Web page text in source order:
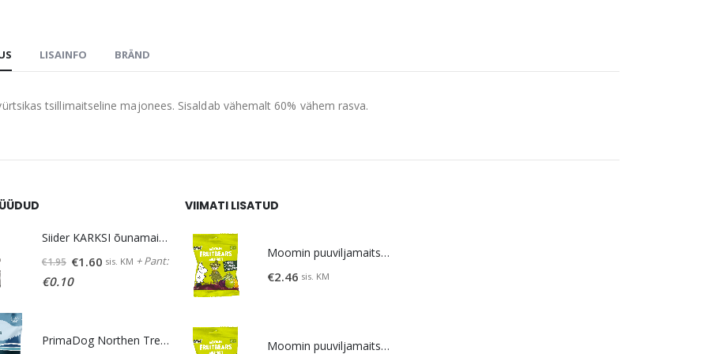
LISAINFO BRÄND
tsillimaitseline majonees. Sisaldab vähemalt 60% vähem rasva.
Siider KARKSI õunamaits. 5% vol 0,5 L
€1.95 Algne
hind
€1.60 Praegune
sis. KM + Pant:
€0.10
PrimaDog Northen Treats maius lambaliha-lõhe 80g
VIIMATI LISATUD
Moomin puuviljamaitselised karukesed 40 g
€2.46 sis. KM
Moomin puuviljamaitselised karukesed 40 g